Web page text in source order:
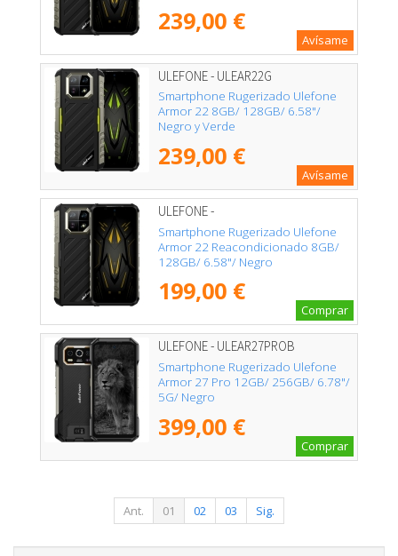
239,00 €
Avísame
ULEFONE - ULEAR22G
Smartphone Rugerizado Ulefone
Armor 22 8GB/ 128GB/ 6.58"/
Negro y Verde
239,00 €
Avísame
ULEFONE -
Smartphone Rugerizado Ulefone
Armor 22 Reacondicionado 8GB/
128GB/ 6.58"/ Negro
199,00 €
Comprar
ULEFONE - ULEAR27PROB
Smartphone Rugerizado Ulefone
Armor 27 Pro 12GB/ 256GB/ 6.78"/
5G/ Negro
399,00 €
Comprar
Ant. 01 02 03 Sig.